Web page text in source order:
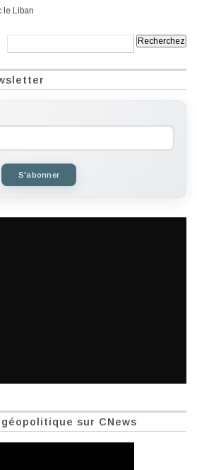
le Liban
S'abonner
sur CNews